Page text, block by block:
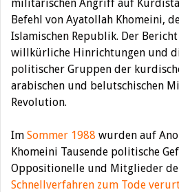
militärischen Angriff auf
Befehl von Ayatollah Khomeini,
Islamischen Republik. Der
willkürliche Hinrichtungen und
politischer Gruppen der
arabischen und belutschischen
Revolution.
Im Sommer 1988 wurden auf
Khomeini Tausende politische
Oppositionelle und Mitglieder
Schnellverfahren zum Tode